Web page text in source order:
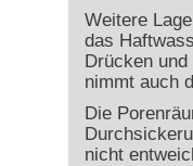
Weitere
das
Drücken
nimmt auch
Die
nicht